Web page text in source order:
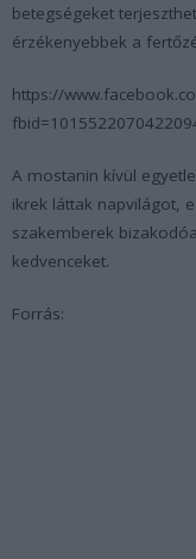
betegségeket
érzékenyebbek a
https://
A mostanin kívül
ikrek láttak napvilágot,
szakemberek
kedvenceket.
Forrás: